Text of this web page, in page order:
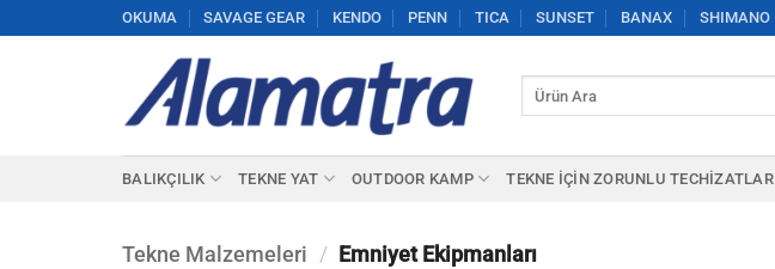
atla
OKUMA SAVAGE GEAR KENDO PENN TICA SUNSET BANAX SHIMANO
Ara:
BALIKÇILIK TEKNE YAT OUTDOOR KAMP TEKNE IÇIN ZORUNLU TECHIZATLAR
Tekne Malzemeleri / Emniyet Ekipmanları